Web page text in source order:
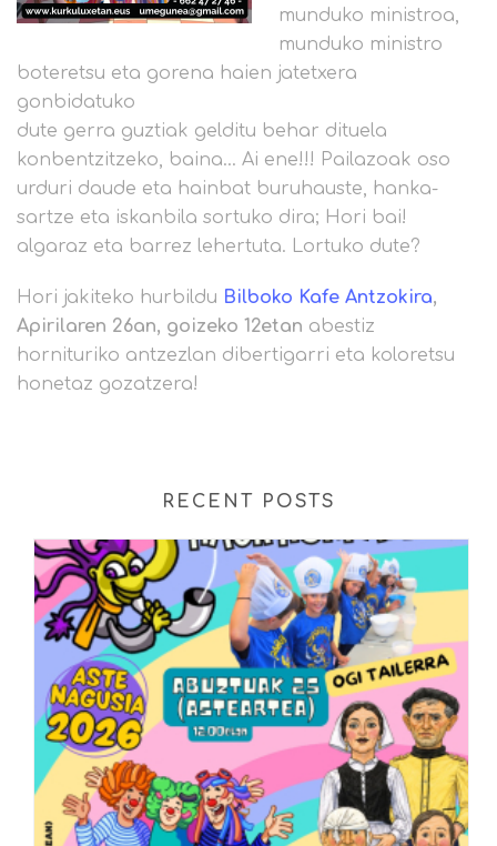
munduko ministroa,
munduko ministro
boteretsu eta gorena haien jatetxera
gonbidatuko
dute gerra guztiak gelditu behar dituela
konbentzitzeko, baina… Ai ene!!! Pailazoak oso
urduri daude eta hainbat buruhauste, hanka-
sartze eta iskanbila sortuko dira; Hori bai!
algaraz eta barrez lehertuta. Lortuko dute?
Hori jakiteko hurbildu Bilboko Kafe Antzokira,
Apirilaren 26an, goizeko 12etan abestiz
hornituriko antzezlan dibertigarri eta koloretsu
honetaz gozatzera!
RECENT POSTS